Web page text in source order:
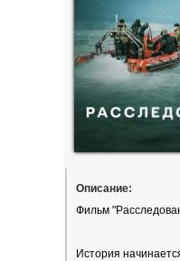
Описание:
Фильм
История